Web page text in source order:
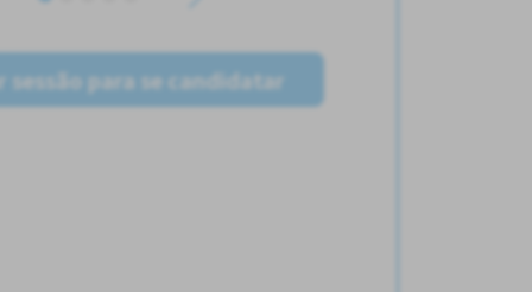
sessão para se candidatar